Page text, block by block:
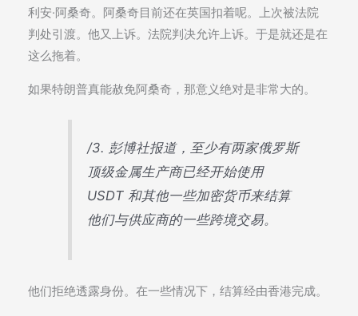
利安·阿桑奇。阿桑奇目前还在英国扣着呢。上次被法院
判处引渡。他又上诉。法院判决允许上诉。于是就还是在
这么拖着。
如果特朗普真能赦免阿桑奇，那意义绝对是非常大的。
/3. 彭博社报道，至少有两家俄罗斯
顶级金属生产商已经开始使用
USDT 和其他一些加密货币来结算
他们与供应商的一些跨境交易。
他们拒绝透露身份。在一些情况下，结算经由香港完成。